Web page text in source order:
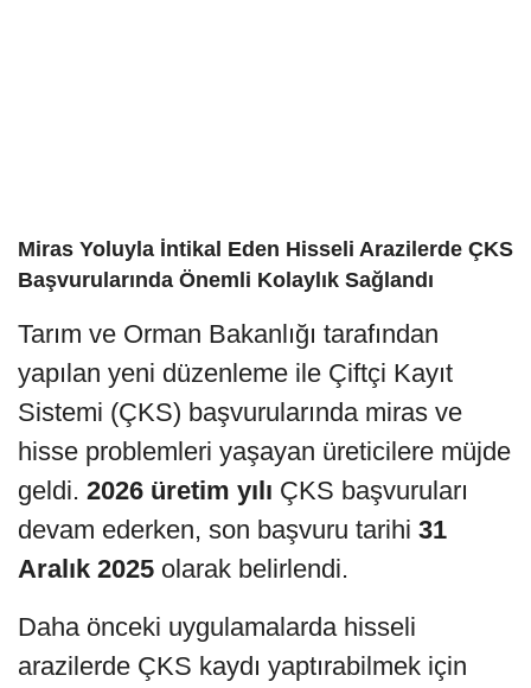
Miras Yoluyla İntikal Eden Hisseli Arazilerde ÇKS
Başvurularında Önemli Kolaylık Sağlandı
Tarım ve Orman Bakanlığı tarafından
yapılan yeni düzenleme ile Çiftçi Kayıt
Sistemi (ÇKS) başvurularında miras ve
hisse problemleri yaşayan üreticilere müjde
geldi. 2026 üretim yılı ÇKS başvuruları
devam ederken, son başvuru tarihi 31
Aralık 2025 olarak belirlendi.
Daha önceki uygulamalarda hisseli
arazilerde ÇKS kaydı yaptırabilmek için